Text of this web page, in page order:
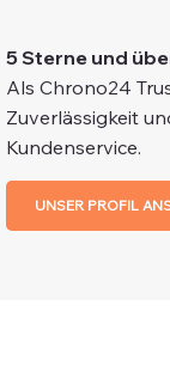
5 Sterne und
Als Chrono24
Zuverlässigkeit
Kundenservice.
UNSER PROFIL